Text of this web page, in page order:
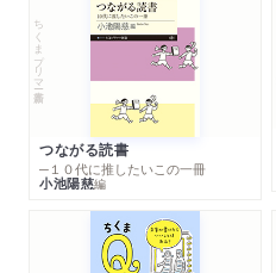
ちくまプリマー新書
つながる読書
─１０代に推したいこの一冊
小池陽慈編